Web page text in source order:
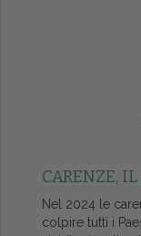
CARENZE,
Nel 2024 le
colpire tutti i